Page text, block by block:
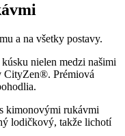
rukávmi
lodičkový, takže lichotí
elastanu, ktorý dodáva